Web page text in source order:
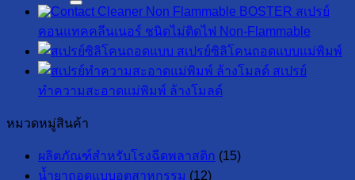
สเปรย์
คอนแทคคลีนเนอร์ ชนิดไม่ติดไฟ Non-Flammable
สเปรย์ซิลิโคนถอดแบบแม่พิมพ์
สเปรย์
ทำความสะอาดแม่พิมพ์ ล้างโมลด์
หมวดหมู่สินค้า
ผลิตภัณฑ์สำหรับโรงฉีดพลาสติก (15)
น้ำยาถอดแบบอุตสาหกรรม (12)